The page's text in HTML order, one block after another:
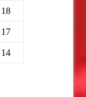
18
17
14